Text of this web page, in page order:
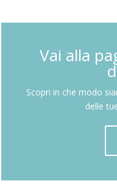
Vai alla
Scopri in che modo
delle